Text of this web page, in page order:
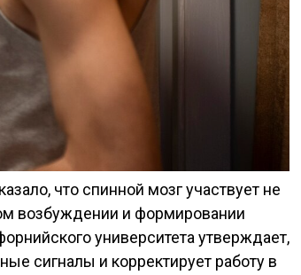
что спинной мозг участвует не
возбуждении и формировании
университета утверждает,
сигналы и корректирует работу в